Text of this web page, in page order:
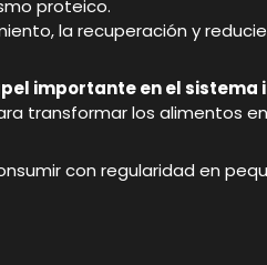
proteico.
la recuperación y
importante en el sistema
transformar los alimentos
con regularidad en